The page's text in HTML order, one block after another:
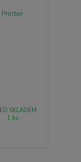
SKLADEM
1 ks